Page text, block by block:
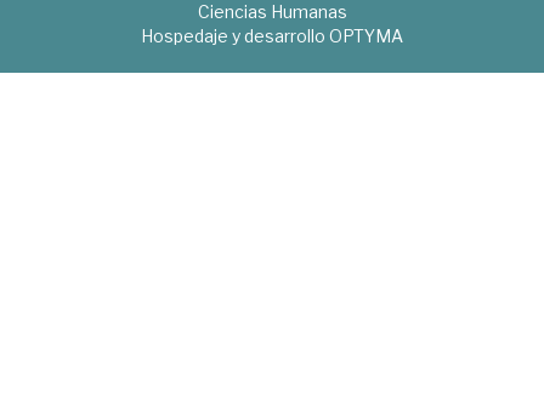
Ciencias Humanas
Hospedaje y desarrollo OPTYMA